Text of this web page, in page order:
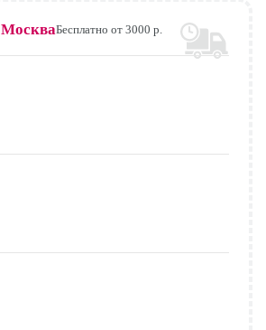
МоскваБесплатно от 3000 р.